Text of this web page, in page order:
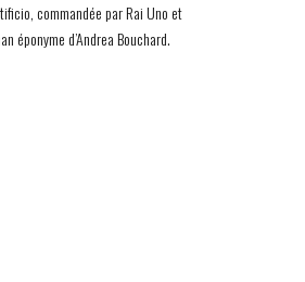
commandée par Rai Uno et
éponyme d’Andrea Bouchard.